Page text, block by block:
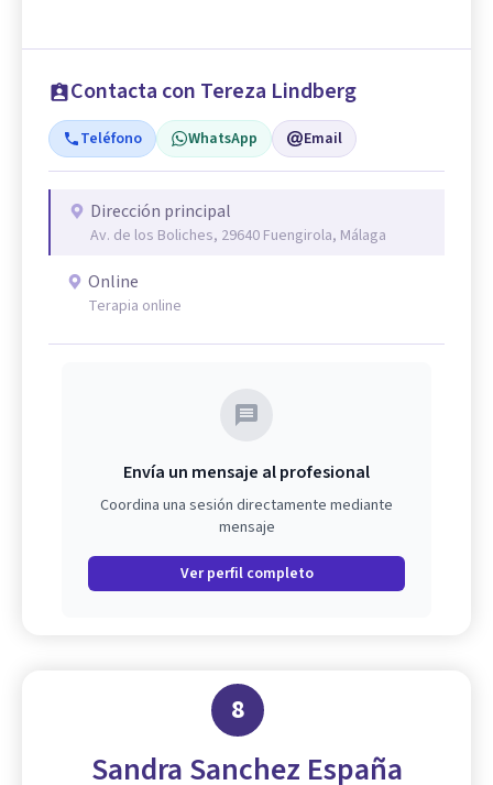
Contacta con Tereza Lindberg
Teléfono WhatsApp Email
Dirección principal
Av. de los Boliches, 29640 Fuengirola, Málaga
Online
Terapia online
Envía un mensaje al profesional
Coordina una sesión directamente mediante
mensaje
Ver perfil completo
8
Sandra Sanchez España